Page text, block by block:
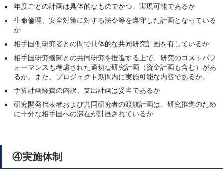
年度ごとの計画は具体的なものでかつ、実現可能であるか
生命倫理、安全対策に対する法令等を遵守した計画となっている
か
相手国側研究者との間で具体的な共同研究計画を有しているか
相手国研究機関との共同研究を推進する上で、研究のコストパフ
ォーマンスも考慮された適切な研究計画（資金計画も含む）があ
るか。また、プロジェクト期間内に実施可能な内容であるか。
予算計画経費の内訳、支出計画は妥当であるか
研究開発代表者および共同研究者の渡航計画は、研究推進のため
に十分な相手国への滞在が計画されているか
④実施体制